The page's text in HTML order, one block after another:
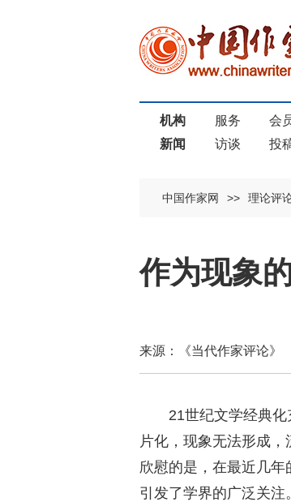
机构 服务 会
新闻
访谈 投
中国作家网 >> 理论评
作为现象
来源：《当代作家评
21世纪文学经典
片化，现象无法形成
欣慰的是，在最近几年
引发了学界的广泛关注。